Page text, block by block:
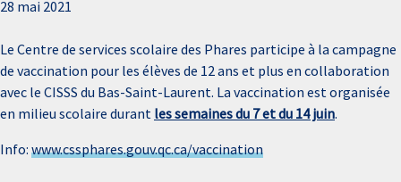
28 mai 2021
Le Centre de services scolaire des Phares participe à la campagne
de vaccination pour les élèves de 12 ans et plus en collaboration
avec le CISSS du Bas-Saint-Laurent. La vaccination est organisée
en milieu scolaire durant les semaines du 7 et du 14 juin.
Info: www.cssphares.gouv.qc.ca/vaccination